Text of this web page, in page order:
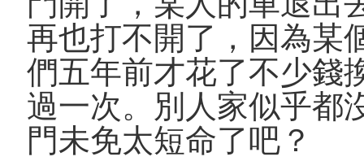
再也打不開了，因為某
們五年前才花了不少錢
過一次。別人家似乎都
門未免太短命了吧？